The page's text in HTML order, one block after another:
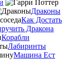
Драконы
Как Достать
Дракона
Корабли
Лабиринты
Машина Ест